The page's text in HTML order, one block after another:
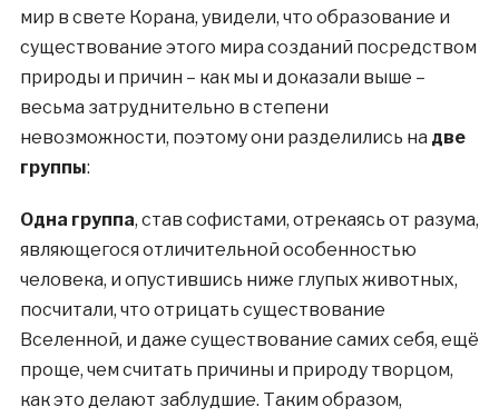
мир в свете Корана, увидели, что образование и
существование этого мира созданий посредством
природы и причин – как мы и доказали выше –
весьма затруднительно в степени
невозможности, поэтому они разделились на две
группы:
Одна группа, став софистами, отрекаясь от разума,
являющегося отличительной особенностью
человека, и опустившись ниже глупых животных,
посчитали, что отрицать существование
Вселенной, и даже существование самих себя, ещё
проще, чем считать причины и природу творцом,
как это делают заблудшие. Таким образом,